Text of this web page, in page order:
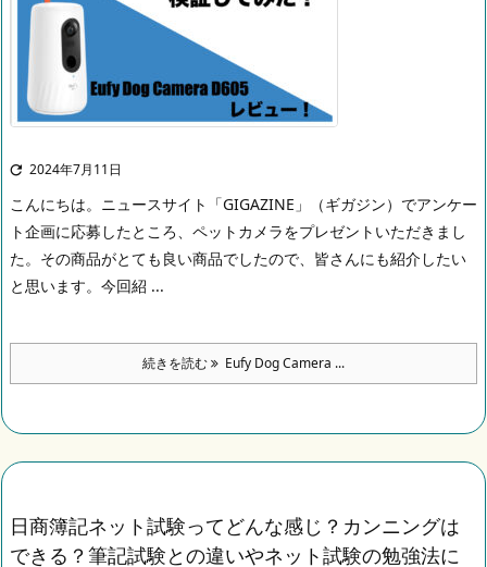
 2024年7月11日
こんにちは。 ニュースサイト「GIGAZINE」（ギガジン）でアンケー
ト企画に応募したところ、ペットカメラをプレゼントいただきまし
た。その商品がとても良い商品でしたので、皆さんにも紹介したい
と思います。 今回紹 ...
続きを読む Eufy Dog Camera ...
日商簿記ネット試験ってどんな感じ？カンニングは
できる？筆記試験との違いやネット試験の勉強法に